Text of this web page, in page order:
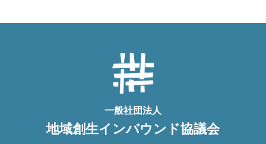
一般社団法人
地域創生インバウンド協議会